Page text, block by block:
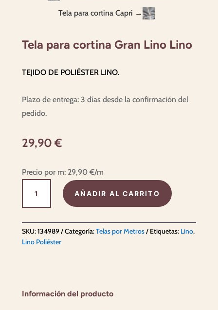
Tela para cortina Capri →
Tela para cortina Gran Lino Lino
TEJIDO DE POLIÉSTER LINO.
Plazo de entrega: 3 días desde la confirmación del
pedido.
29,90€
Precio por m: 29,90 €/m
Lino
AÑADIR AL CARRITO
SKU:134989 Categoría:Telas por Metros Etiquetas: Lino,
Lino Poliéster
Información del producto